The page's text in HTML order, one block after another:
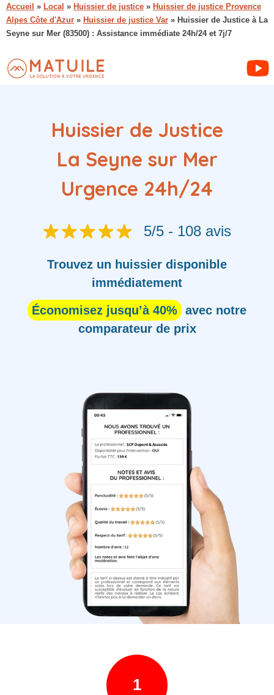
Accueil » Local » Huissier de justice » Huissier de justice Provence
Alpes Côte d'Azur » Huissier de justice Var » Huissier de Justice à La
Seyne sur Mer (83500) : Assistance immédiate 24h/24 et 7j/7
Huissier de Justice
La Seyne sur Mer
Urgence 24h/24
5/5 - 108 avis
Trouvez un huissier disponible
immédiatement
Économisez jusqu’à 40% avec notre
comparateur de prix
1